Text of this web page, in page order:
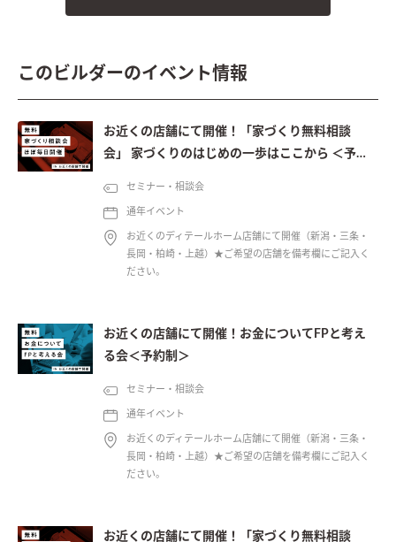
このビルダーのイベント情報
お近くの店舗にて開催！「家づくり無料相談
会」 家づくりのはじめの一歩はここから ＜予約
セミナー・相談会
通年イベント
お近くのディテールホーム店舗にて開催（新潟・三条・
長岡・柏崎・上越）★ご希望の店舗を備考欄にご記入く
ださい。
お近くの店舗にて開催！お金についてFPと考え
る会＜予約制＞
セミナー・相談会
通年イベント
お近くのディテールホーム店舗にて開催（新潟・三条・
長岡・柏崎・上越）★ご希望の店舗を備考欄にご記入く
ださい。
お近くの店舗にて開催！「家づくり無料相談